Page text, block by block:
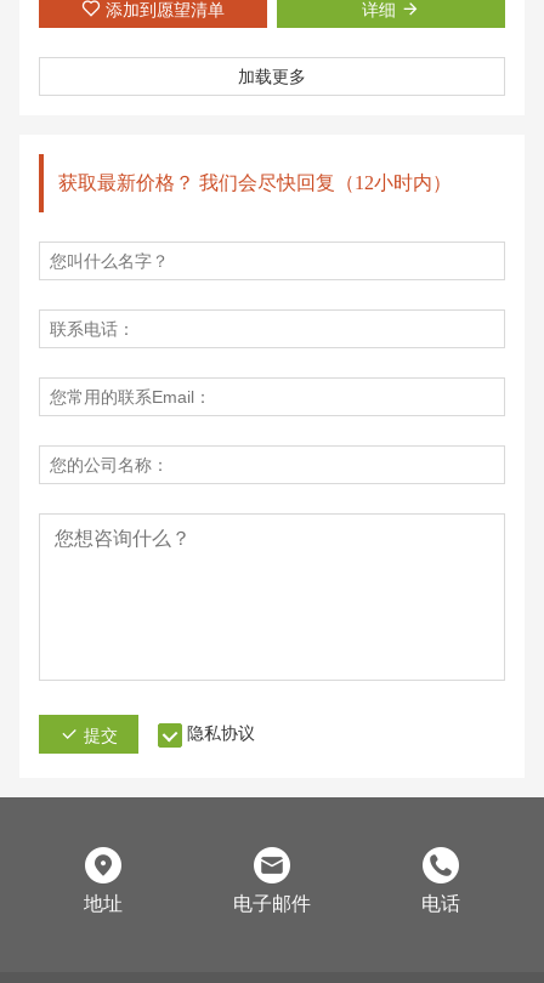
添加到愿望清单 详细
加载更多
获取最新价格？ 我们会尽快回复（12小时内）
提交 隐私协议
地址 电子邮件 电话